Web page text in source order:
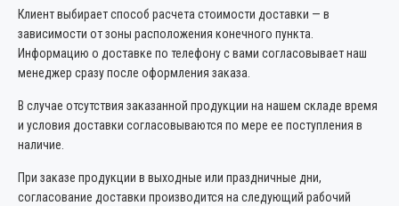
Клиент выбирает способ расчета стоимости доставки — в
зависимости от зоны расположения конечного пункта.
Информацию о доставке по телефону с вами согласовывает наш
менеджер сразу после оформления заказа.
В случае отсутствия заказанной продукции на нашем складе время
и условия доставки согласовываются по мере ее поступления в
наличие.
При заказе продукции в выходные или праздничные дни,
согласование доставки производится на следующий рабочий